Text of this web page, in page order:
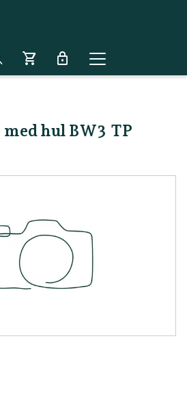
shopping_cart lock
hul BW3 TP